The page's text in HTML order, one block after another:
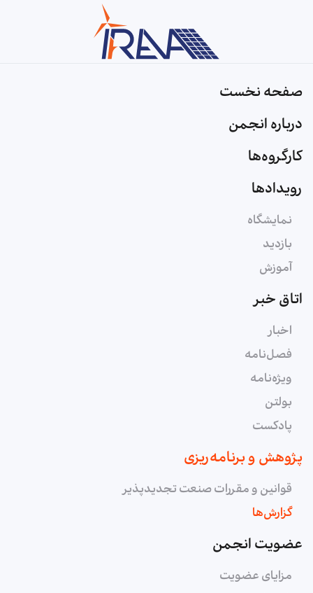
Skip to main content
صفحه نخست
درباره انجمن
کارگروه‌ها
رویدادها
نمایشگاه
بازدید
آموزش
اتاق خبر
اخبار
فصل‌نامه
ویژه‌نامه
بولتن
پادکست
پژوهش و برنامه‌ریزی
قوانین و مقررات صنعت تجدیدپذیر
گزارش‌ها
عضویت انجمن
مزایای عضویت